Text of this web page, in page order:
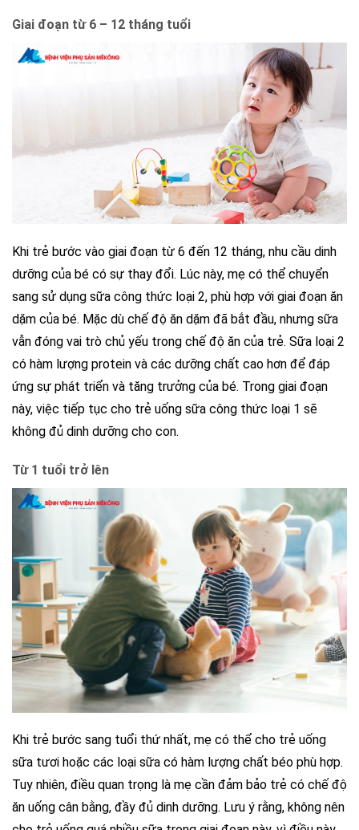
Giai đoạn từ 6 – 12 tháng tuổi
Khi trẻ bước vào giai đoạn từ 6 đến 12 tháng, nhu cầu dinh
dưỡng của bé có sự thay đổi. Lúc này, mẹ có thể chuyển
sang sử dụng sữa công thức loại 2, phù hợp với giai đoạn ăn
dặm của bé. Mặc dù chế độ ăn dặm đã bắt đầu, nhưng sữa
vẫn đóng vai trò chủ yếu trong chế độ ăn của trẻ. Sữa loại 2
có hàm lượng protein và các dưỡng chất cao hơn để đáp
ứng sự phát triển và tăng trưởng của bé. Trong giai đoạn
này, việc tiếp tục cho trẻ uống sữa công thức loại 1 sẽ
không đủ dinh dưỡng cho con.
Từ 1 tuổi trở lên
Khi trẻ bước sang tuổi thứ nhất, mẹ có thể cho trẻ uống
sữa tươi hoặc các loại sữa có hàm lượng chất béo phù hợp.
Tuy nhiên, điều quan trọng là mẹ cần đảm bảo trẻ có chế độ
ăn uống cân bằng, đầy đủ dinh dưỡng. Lưu ý rằng, không nên